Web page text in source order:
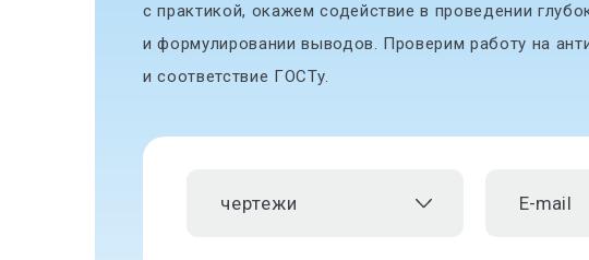
с практикой, окажем содействие в проведении
и формулировании выводов. Проверим работу на
и соответствие ГОСТу.
чертежи